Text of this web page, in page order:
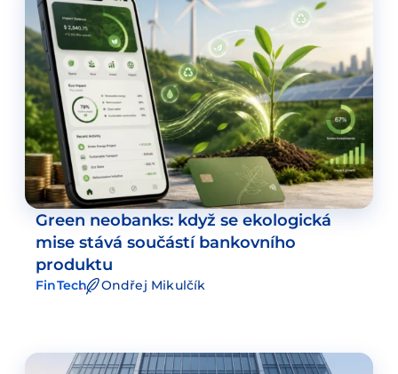
Green neobanks: když se ekologická
mise stává součástí bankovního
produktu
FinTech Ondřej Mikulčík